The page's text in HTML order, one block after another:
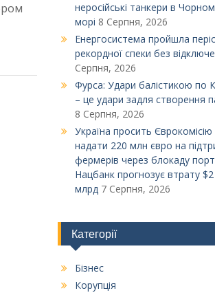
неросійські танкери в
морі 8 Серпня, 2026
Енергосистема пройшла
рекордної спеки без
Серпня, 2026
Фурса: Удари балістикою по
– це удари задля створення
8 Серпня, 2026
Україна просить Єврокомісію
надати 220 млн євро на
фермерів через блокаду
Нацбанк прогнозує втрату $2
млрд 7 Серпня, 2026
Категорії
Бізнес
Корупція